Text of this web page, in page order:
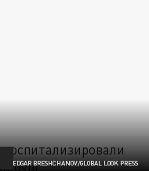
EDGAR BRESHCHANOV/GLOBAL LOOK PRESS